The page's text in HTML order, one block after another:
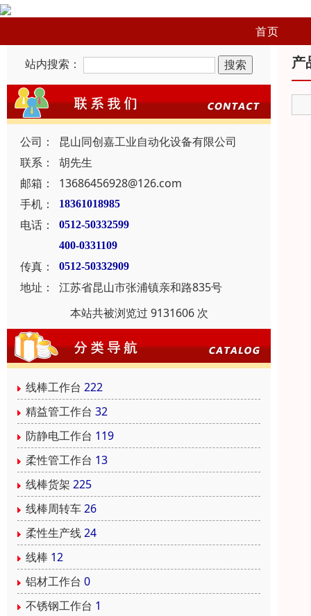
首页
站内搜索：
公司：
昆山同创嘉工业自动化设备有限公司
联系：
胡先生
邮箱：
13686456928@126.com
手机：
18361018985
电话：
0512-50332599
400-0331109
传真： 0512-50332909
地址：
江苏省昆山市张浦镇亲和路835号
本站共被浏览过 9131606 次
线棒工作台 222
精益管工作台 32
防静电工作台 119
柔性管工作台 13
线棒货架 225
线棒周转车26
柔性生产线24
线棒 12
铝材工作台 0
不锈钢工作台 1
产